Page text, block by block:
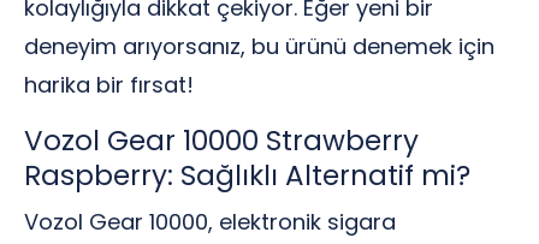
kolaylığıyla dikkat çekiyor. Eğer yeni bir
deneyim arıyorsanız, bu ürünü denemek için
harika bir fırsat!
Vozol Gear 10000 Strawberry
Raspberry: Sağlıklı Alternatif mi?
Vozol Gear 10000, elektronik sigara